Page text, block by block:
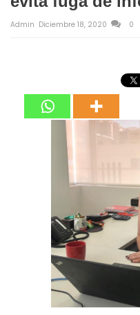
Admin Diciembre 18, 2020 0